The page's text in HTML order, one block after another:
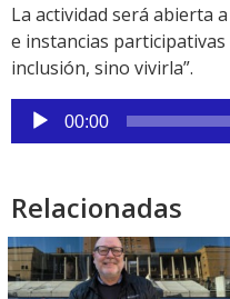
La actividad será abierta
e instancias
inclusión, sino vivirla”.
Reproductor
de
00:00
Relacionadas